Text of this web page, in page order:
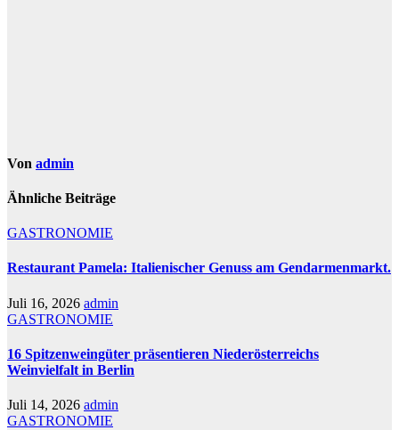
Von admin
Ähnliche Beiträge
GASTRONOMIE
Restaurant Pamela: Italienischer Genuss am Gendarmenmarkt.
Juli 16, 2026 admin
GASTRONOMIE
16 Spitzenweingüter präsentieren Niederösterreichs
Weinvielfalt in Berlin
Juli 14, 2026 admin
GASTRONOMIE